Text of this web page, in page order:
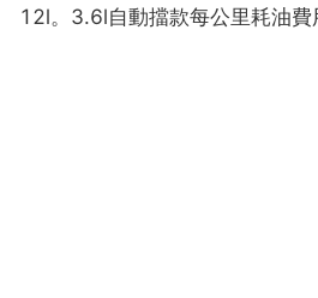
12l。3.6l自動擋款每公里耗油費